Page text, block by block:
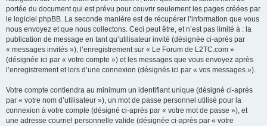
portée du document qui est prévu pour couvrir seulement les pages créées par
le logiciel phpBB. La seconde manière est de récupérer l’information que vous
nous envoyez et que nous collectons. Ceci peut être, et n’est pas limité à : la
publication de message en tant qu’utilisateur invité (désignée ci-après par
« messages invités »), l’enregistrement sur « Le Forum de L2TC.com »
(désignée ici par « votre compte ») et les messages que vous envoyez après
l’enregistrement et lors d’une connexion (désignés ici par « vos messages »).
Votre compte contiendra au minimum un identifiant unique (désigné ci-après
par « votre nom d’utilisateur »), un mot de passe personnel utilisé pour la
connexion à votre compte (désigné ci-après par « votre mot de passe »), et
une adresse courriel personnelle valide (désignée ci-après par « votre